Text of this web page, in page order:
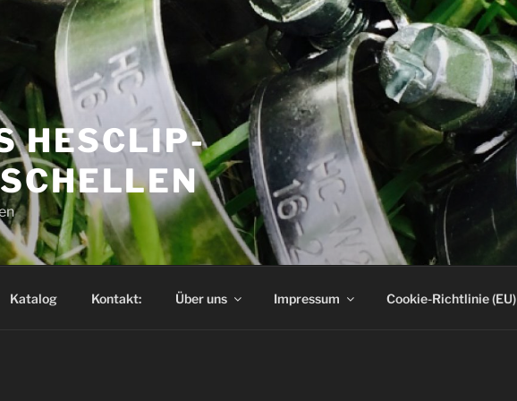
HESCLIP-
Katalog Kontakt: Über uns Impressum Cookie-Richtlinie (EU)